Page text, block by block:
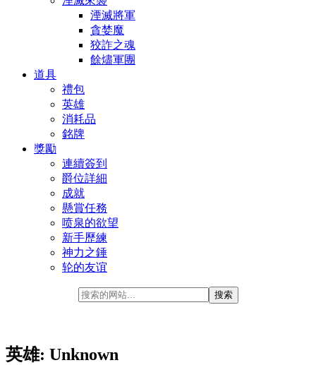
湮滅將軍
貪婪魔
狡詐之魂
餘燼軍團
道具
禮包
英雄
消耗品
銘牌
獎勵
連續簽到
爵位詳細
成就
懸賞任務
喷泉的欲望
新手歷練
神力之錘
轮的友谊
英雄: Unknown